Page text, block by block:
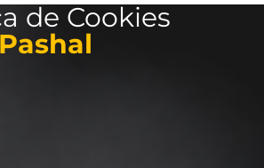
de Cookies
Pashal